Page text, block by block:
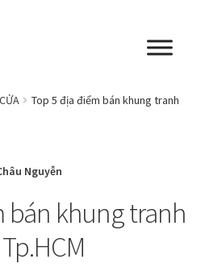
ngủ để mỗi ngày bắt đầu nhẹ
Top 5 địa điểm bán khung tranh
Nguyễn
bán khung tranh